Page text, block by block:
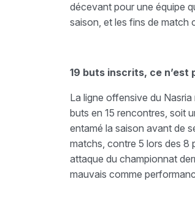
décevant pour une équipe
saison, et les fins de match
19 buts inscrits, ce n’est
La ligne offensive du Nasria
buts en 15 rencontres, soit
entamé la saison avant de
matchs, contre 5 lors des 8
attaque du championnat
mauvais comme